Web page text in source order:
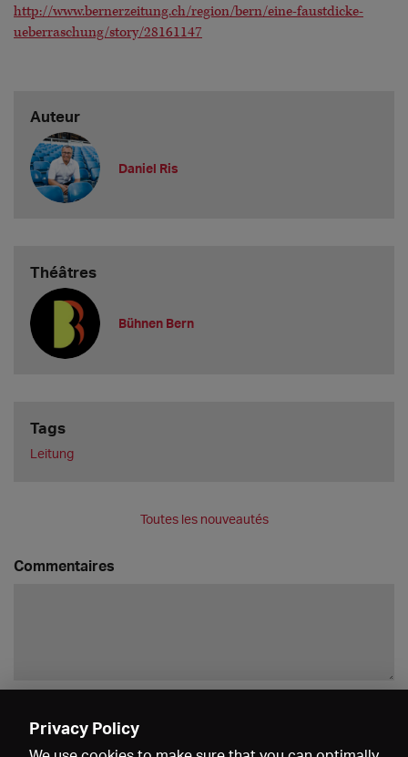
http://www.bernerzeitung.ch/region/bern/eine-faustdicke-
ueberraschung/story/28161147
Auteur
Daniel Ris
Théâtres
Bühnen Bern
Tags
Leitung
Toutes les nouveautés
Commentaires
Privacy Policy